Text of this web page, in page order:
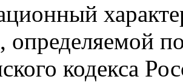
определяемой
кодекса